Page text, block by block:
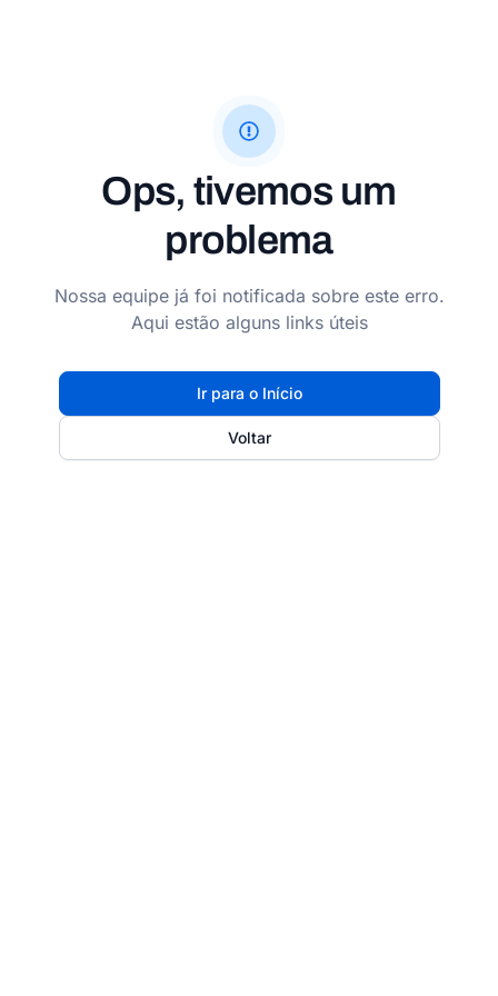
Ops, tivemos um
problema
Nossa equipe já foi notificada sobre este erro.
Aqui estão alguns links úteis
Ir para o Início
Voltar